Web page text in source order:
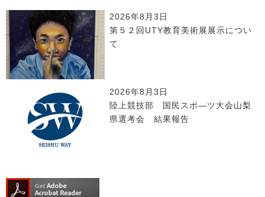
2026年8月3日
第５２回UTY教育美術展展示につい
て
2026年8月3日
陸上競技部 国民スポ―ツ大会山梨
県選考会 結果報告